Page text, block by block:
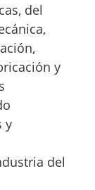
del
y
y
del